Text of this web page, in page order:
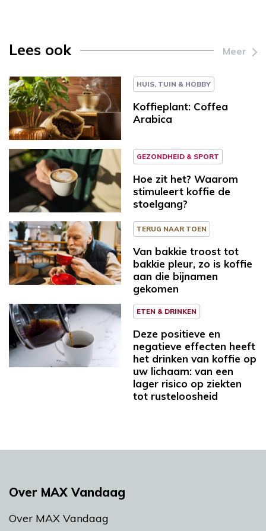
Lees ook Meer
HUIS, TUIN & HOBBY
Koffieplant: Coffea
Arabica
GEZONDHEID & SPORT
Hoe zit het? Waarom
stimuleert koffie de
stoelgang?
TERUG NAAR TOEN
Van bakkie troost tot
bakkie pleur, zo is koffie
aan die bijnamen
gekomen
ETEN & DRINKEN
Deze positieve en
negatieve effecten heeft
het drinken van koffie op
uw lichaam: van een
lager risico op ziekten
tot rusteloosheid
Over MAX Vandaag
Over MAX Vandaag